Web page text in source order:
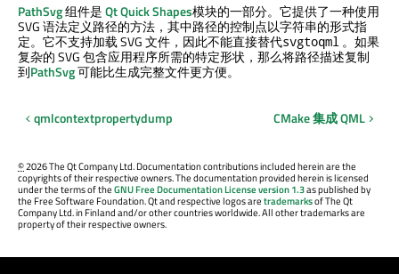
PathSvg组件是Qt QuickShapes模块的一部分。它提供了一种使用
SVG 语法定义路径的方法，其中路径的控制点以字符串的形式指
定。它不支持加载 SVG 文件，因此不能直接替代svgtoqml 。如果
复杂的 SVG 包含应用程序所需的特定形状，那么将路径描述复制
到PathSvg可能比生成完整文件更方便。
qmlcontextpropertydump CMake 集成 QML
©2026 The Qt Company Ltd. Documentation contributions included herein are the
copyrights of their respective owners. The documentation provided herein is licensed
under the terms of theGNU Free Documentation License version 1.3as published by
the Free Software Foundation. Qt and respective logos aretrademarksof The Qt
Company Ltd. in Finland and/or other countries worldwide. All other trademarks are
property of their respective owners.